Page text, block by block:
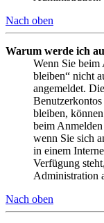
Nach oben
Warum werde ich
Wenn Sie beim
bleiben“ nicht
angemeldet.
bleiben,
beim
wenn Sie sich
in einem
Verfügung
Administration
Nach oben